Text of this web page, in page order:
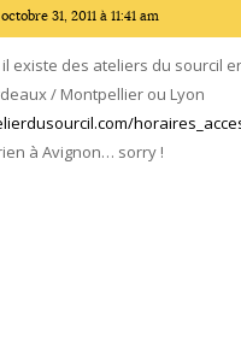
octobre 31, 2011 à 11:41 am
existe des ateliers du sourcil
/ Montpellier ou Lyon
à Avignon… sorry !